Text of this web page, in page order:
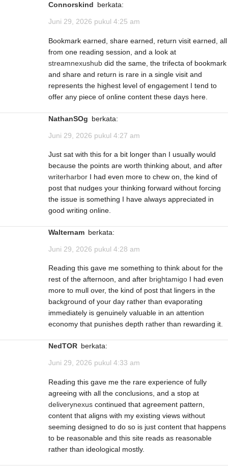
Connorskind berkata:
Juni 29, 2026 pukul 4:25 am
Bookmark earned, share earned, return visit earned, all
from one reading session, and a look at
streamnexushub did the same, the trifecta of bookmark
and share and return is rare in a single visit and
represents the highest level of engagement I tend to
offer any piece of online content these days here.
NathanSOg berkata:
Juni 29, 2026 pukul 4:27 am
Just sat with this for a bit longer than I usually would
because the points are worth thinking about, and after
writerharbor I had even more to chew on, the kind of
post that nudges your thinking forward without forcing
the issue is something I have always appreciated in
good writing online.
Walternam berkata:
Juni 29, 2026 pukul 4:28 am
Reading this gave me something to think about for the
rest of the afternoon, and after brightamigo I had even
more to mull over, the kind of post that lingers in the
background of your day rather than evaporating
immediately is genuinely valuable in an attention
economy that punishes depth rather than rewarding it.
NedTOR berkata:
Juni 29, 2026 pukul 4:33 am
Reading this gave me the rare experience of fully
agreeing with all the conclusions, and a stop at
deliverynexus continued that agreement pattern,
content that aligns with my existing views without
seeming designed to do so is just content that happens
to be reasonable and this site reads as reasonable
rather than ideological mostly.